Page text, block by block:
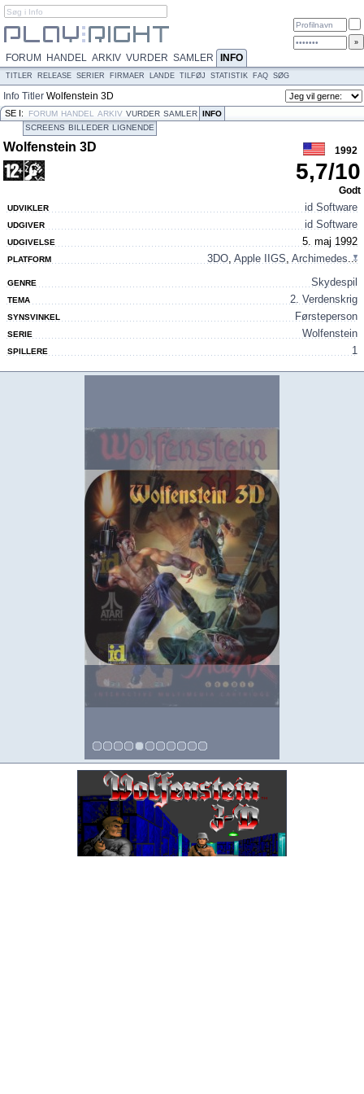
FORUM HANDEL ARKIV VURDER SAMLER INFO
TITLER RELEASE SERIER FIRMAER LANDE TILFØJ STATISTIK FAQ SØG
Info Titler Wolfenstein 3D
SE I: FORUM HANDEL ARKIV VURDER SAMLER INFO
SCREENS BILLEDER LIGNENDE
Wolfenstein 3D 1992
5,7/10
Godt
UDVIKLER id Software
UDGIVER id Software
UDGIVELSE 5. maj 1992
PLATFORM 3DO, Apple IIGS, Archimedes...
GENRE Skydespil
TEMA 2. Verdenskrig
SYNSVINKEL Førsteperson
SERIE Wolfenstein
SPILLERE 1